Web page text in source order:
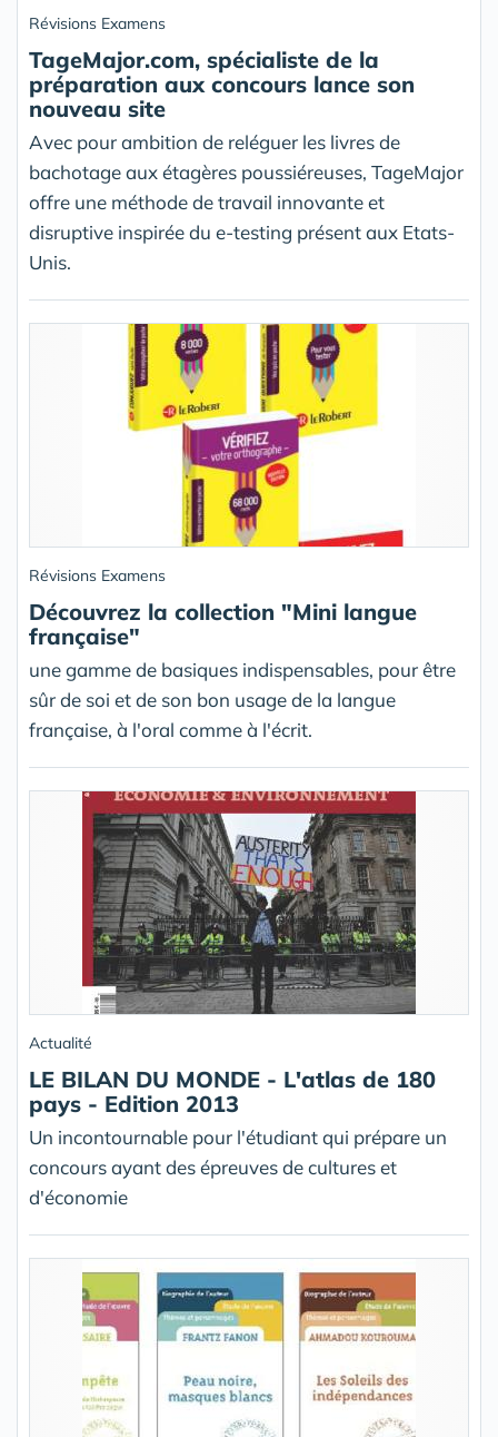
Révisions Examens
TageMajor.com, spécialiste de la
préparation aux concours lance son
nouveau site
Avec pour ambition de reléguer les livres de
bachotage aux étagères poussiéreuses, TageMajor
offre une méthode de travail innovante et
disruptive inspirée du e-testing présent aux Etats-
Unis.
Révisions Examens
Découvrez la collection "Mini langue
française"
une gamme de basiques indispensables, pour être
sûr de soi et de son bon usage de la langue
française, à l'oral comme à l'écrit.
Actualité
LE BILAN DU MONDE - L'atlas de 180
pays - Edition 2013
Un incontournable pour l'étudiant qui prépare un
concours ayant des épreuves de cultures et
d'économie